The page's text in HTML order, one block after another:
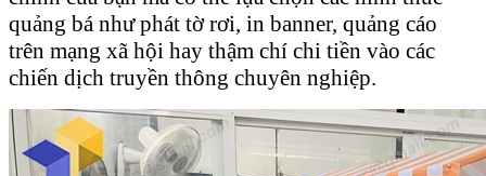
quảng bá như phát tờ rơi, in banner, quảng cáo
trên mạng xã hội hay thậm chí chi tiền vào các
chiến dịch truyền thông chuyên nghiệp.